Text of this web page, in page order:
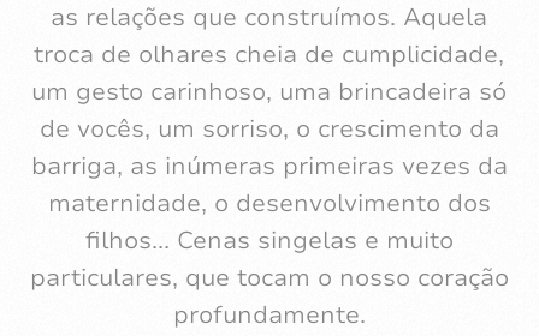
as relações que construímos. Aquela
troca de olhares cheia de cumplicidade,
um gesto carinhoso, uma brincadeira só
de vocês, um sorriso, o crescimento da
barriga, as inúmeras primeiras vezes da
maternidade, o desenvolvimento dos
filhos... Cenas singelas e muito
particulares, que tocam o nosso coração
profundamente.